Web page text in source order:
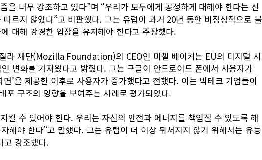
을 너무 강조하고 있다”며 “우리가 모두에게 공정하게 대해야 한다는 신
르지 않았다”고 비판했다. 그는 유럽이 과거 20년 동안 비정상적으로 불
대해 강경한 입장을 유지해야 한다고 주장했다.
라 재단(Mozilla Foundation)의 CEO인 미첼 베이커는 EU의 디지털 시
변화를 가져왔다고 밝혔다. 그는 구글이 안드로이드 폰에서 사용자가
’을 제공한 이후로 사용자가 증가했다고 전했다. 이는 빅테크 기업들이
포 구조의 영향을 보여주는 사례로 평가되었다.
킬 수 있어야 한다. 우리는 자신의 안전과 에너지를 책임질 수 있도록 해
해야 한다”고 말했다. 그는 유럽이 더 이상 뒤처지지 않기 위해서는 유능
고 강조했다.